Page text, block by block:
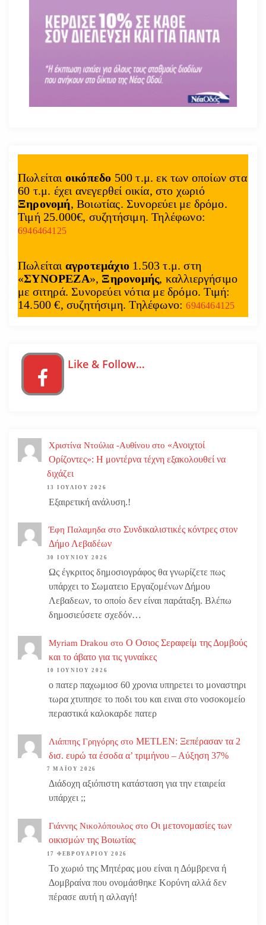
Πωλείται οικόπεδο 500 τ.μ. εκ των οποίων στα
60 τ.μ. έχει ανεγερθεί οικία, στο χωριό
Ξηρονομή, Βοιωτίας. Συνορεύει με δρόμο.
Τιμή 25.000€, συζητήσιμη. Τηλέφωνο:
6946464125
Πωλείται αγροτεμάχιο 1.503 τ.μ. στη
«ΣΥΝΟΡΕΖΑ», Ξηρονομής, καλλιεργήσιμο
με σιτηρά. Συνορεύει νότια με δρόμο. Τιμή:
14.500 €, συζητήσιμη. Τηλέφωνο:6946464125
Like & Follow…
Χριστίνα Ντούλια -Αυθίνου στο «Ανοιχτοί
Ορίζοντες»: Η μοντέρνα τέχνη εξακολουθεί να
διχάζει
13 ΙΟΥΛΊΟΥ 2026
Εξαιρετική ανάλυση.!
Έφη Παλαμηδα στο Συνδικαλιστικές κόντρες στον
Δήμο Λεβαδέων
30 ΙΟΥΝΊΟΥ 2026
Ως έγκριτος δημοσιογράφος θα γνωρίζετε πως
υπάρχει το Σωματειο Εργαζομένων Δήμου
Λεβαδεων, το οποίο δεν είναι παράταξη. Βλέπω
δημοσιεύσετε σχεδόν…
Myriam Drakou στο Ο Οσιος Σεραφείμ της Δομβούς
και το άβατο για τις γυναίκες
10 ΙΟΥΝΊΟΥ 2026
ο πατερ παχωμιοσ 60 χρονια υπηρετει το μοναστηρι
τωρα χτυπησε το ποδι του και ειναι στο νοσοκομείο
περαστικά καλοκαρδε πατερ
Λιάππης Γρηγόρης στο METLEN: Ξεπέρασαν τα 2
δισ. ευρώ τα έσοδα α’ τριμήνου – Αύξηση 37%
7 ΜΑΪ́ΟΥ 2026
Διάδοχη αξιόπιστη κατάσταση για την εταιρεία
υπάρχει ;;
Γιάννης Νικολόπουλος στο Οι μετονομασίες των
οικισμών της Βοιωτίας
17 ΦΕΒΡΟΥΑΡΊΟΥ 2026
Το χωριό της Μητέρας μου είναι η Δόμβρενα ή
Δομβραίνα που ονομάσθηκε Κορύνη αλλά δεν
πέρασε αυτή η αλλαγή!